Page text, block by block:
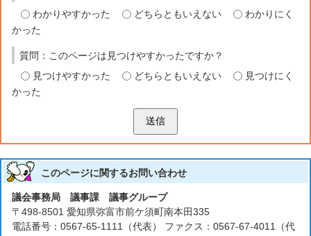
わかりやすかった
どちらともいえない
わかりにく
かった
質問：このページは見つけやすかったですか？
見つけやすかった
どちらともいえない
見つけにく
かった
送信
このページに関するお問い合わせ
議会事務局 議事課 議事グループ
〒498-8501 愛知県弥富市前ケ須町南本田335
電話番号：0567-65-1111（代表） ファクス：0567-67-4011（代